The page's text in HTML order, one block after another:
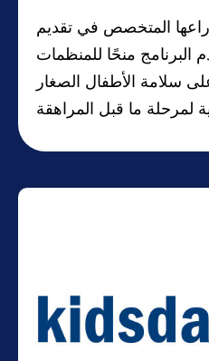
المتخصص في تقديم
البرنامج منحًا للمنظمات
سلامة الأطفال الصغار